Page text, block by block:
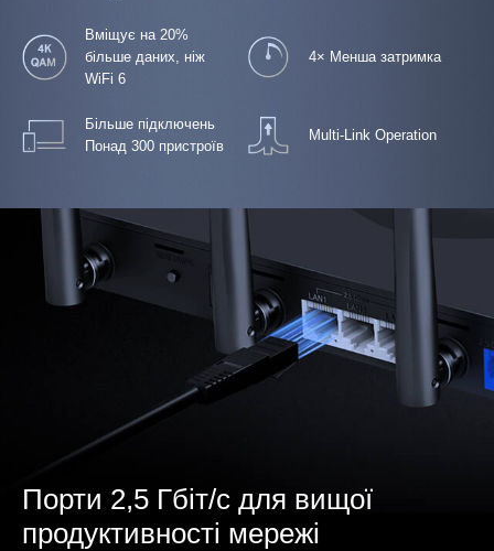
Вміщує на 20%
більше даних, ніж
WiFi 6
4× Менша затримка
Більше підключень
Понад 300 пристроїв
Multi-Link Operation
Порти 2,5 Гбіт/с для вищої
продуктивності мережі